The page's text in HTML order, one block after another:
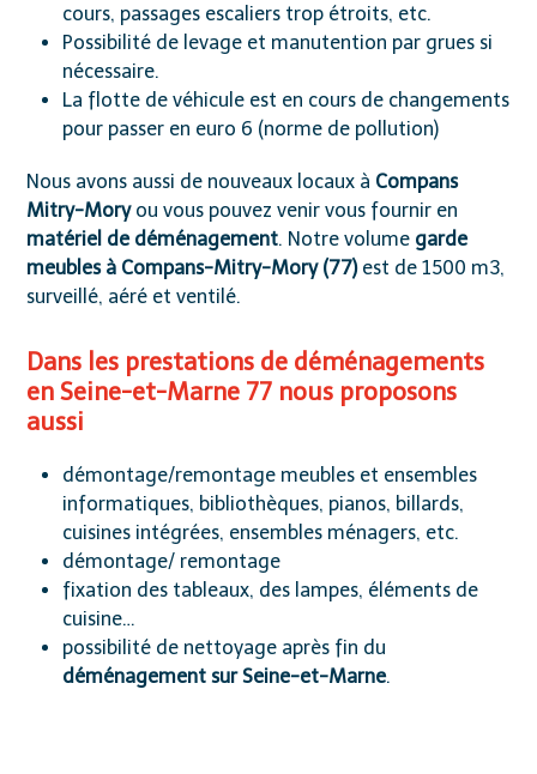
cours, passages escaliers trop étroits, etc.
Possibilité de levage et manutention par grues si
nécessaire.
La flotte de véhicule est en cours de changements
pour passer en euro 6 (norme de pollution)
Nous avons aussi de nouveaux locaux à Compans
Mitry-Moryou vous pouvez venir vous fournir en
matériel de déménagement. Notre volume garde
meubles à Compans-Mitry-Mory (77)est de 1500 m3,
surveillé, aéré et ventilé.
Dans les prestations de déménagements
en Seine-et-Marne 77 nous proposons
aussi
démontage/remontage meubles et ensembles
informatiques, bibliothèques, pianos, billards,
cuisines intégrées, ensembles ménagers, etc.
démontage/ remontage
fixation des tableaux, des lampes, éléments de
cuisine…
possibilité de nettoyage après fin du
déménagement sur Seine-et-Marne.